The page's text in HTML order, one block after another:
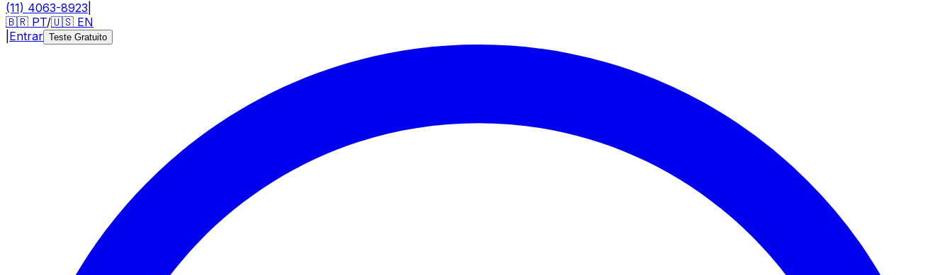
(11) 4063-8923
🇧🇷 PT/🇺🇸 EN
Entrar Teste Gratuito